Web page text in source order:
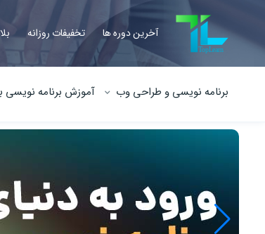
آخرین دوره ها تخفیفات روزانه
برنامه نویسی و طراحی وب آموزش برنامه نویسی